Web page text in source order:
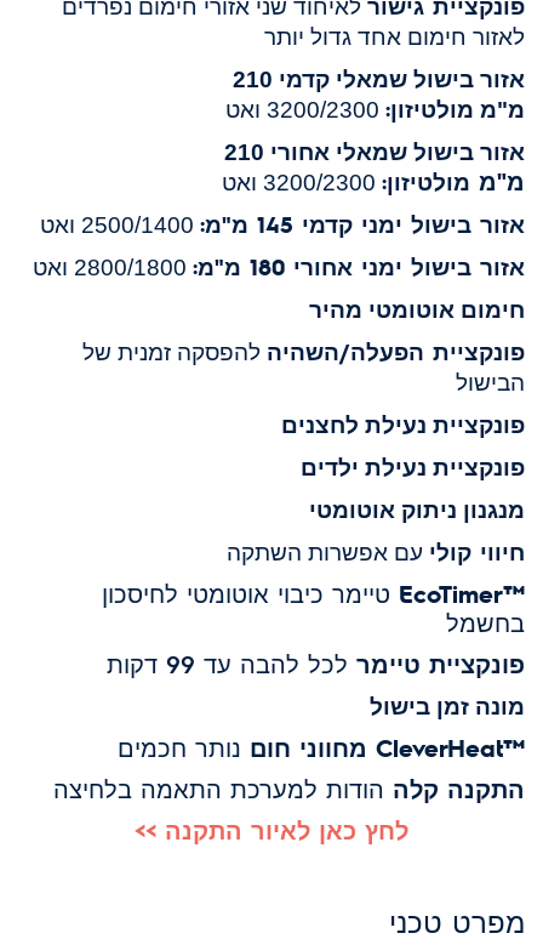
לאיחוד שני אזורי חימום נפרדים
לאזור חימום אחד גדול יותר
אזור בישול שמאלי קדמי 210
מ"מ מולטיזון:
אזור בישול שמאלי אחורי 210
מ"מ מולטיזון:
אזור בישול ימני קדמי 145 מ"מ:
אזור בישול ימני אחורי 180 מ"מ:
חימום אוטומטי מהיר
פונקציית הפעלה/השהיה להפסקה זמנית של
הבישול
פונקציית נעילת לחצנים
פונקציית נעילת ילדים
מנגנון ניתוק אוטומטי
חיווי קולי עם אפשרות השתקה
™EcoTimer
טיימר כיבוי אוטומטי לחיסכון
בחשמל
פונקציית טיימר לכל להבה עד 99 דקות
מונה זמן בישול
™CleverHeat מחווני חום
נותר חכמים
התקנה קלה הודות למערכת התאמה בלחיצה
לחץ כאן לאיור התקנה >>
מפרט טכני